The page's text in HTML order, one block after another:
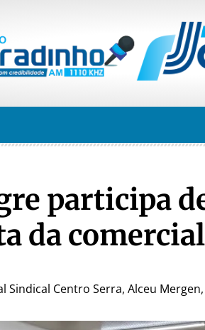
participa
da
Sindical Centro Serra, Alceu